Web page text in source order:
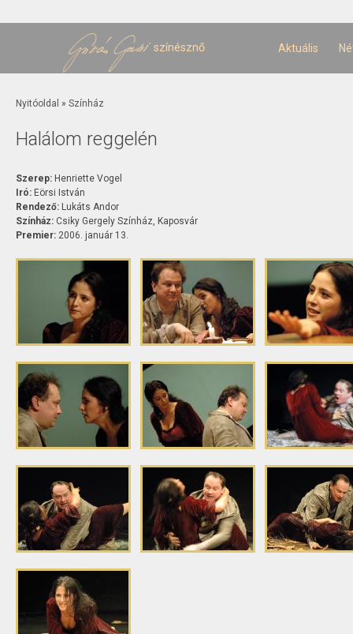
színésznő Aktuális
Jelenlegi hely
Nyitóoldal » Színház
Halálom reggelén
Szerep: Henriette Vogel
Iró: Eörsi István
Rendező: Lukáts Andor
Színház: Csiky Gergely Színház, Kaposvár
Premier: 2006. január 13.